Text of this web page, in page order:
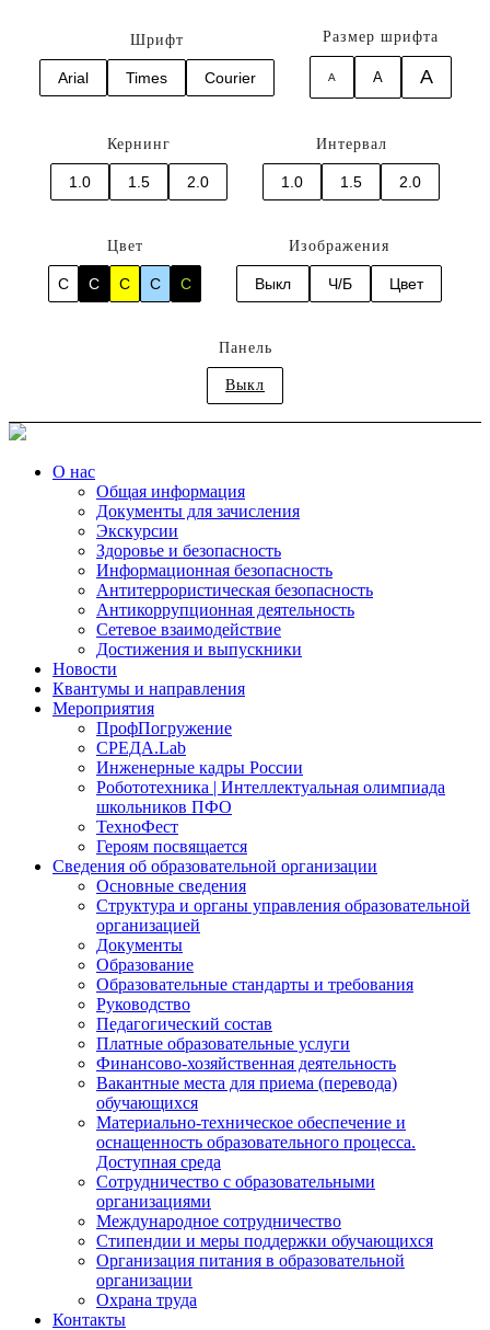
Шрифт
Arial Times Courier
Размер шрифта
A A A
Кернинг
1.0 1.5 2.0
Интервал
1.0 1.5 2.0
Цвет
C C C C C
Изображения
Выкл Ч/Б Цвет
Панель
Выкл
О нас
Общая информация
Документы для зачисления
Экскурсии
Здоровье и безопасность
Информационная безопасность
Антитеррористическая безопасность
Антикоррупционная деятельность
Сетевое взаимодействие
Достижения и выпускники
Новости
Квантумы и направления
Мероприятия
ПрофПогружение
СРЕДА.Lab
Инженерные кадры России
Робототехника | Интеллектуальная олимпиада
школьников ПФО
ТехноФест
Героям посвящается
Сведения об образовательной организации
Основные сведения
Структура и органы управления образовательной
организацией
Документы
Образование
Образовательные стандарты и требования
Руководство
Педагогический состав
Платные образовательные услуги
Финансово-хозяйственная деятельность
Вакантные места для приема (перевода)
обучающихся
Материально-техническое обеспечение и
оснащенность образовательного процесса.
Доступная среда
Сотрудничество с образовательными
организациями
Международное сотрудничество
Стипендии и меры поддержки обучающихся
Организация питания в образовательной
организации
Охрана труда
Контакты